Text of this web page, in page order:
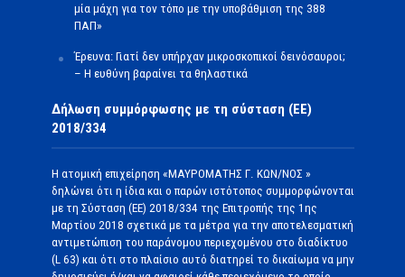
μία μάχη για τον τόπο με την υποβάθμιση της 388
ΠΑΠ»
Έρευνα: Γιατί δεν υπήρχαν μικροσκοπικοί δεινόσαυροι;
– Η ευθύνη βαραίνει τα θηλαστικά
Δήλωση συμμόρφωσης με τη σύσταση (ΕΕ)
2018/334
Η ατομική επιχείρηση «ΜΑΥΡΟΜΑΤΗΣ Γ. ΚΩΝ/ΝΟΣ »
δηλώνει ότι η ίδια και ο παρών ιστότοπος συμμορφώνονται
με τη Σύσταση (ΕΕ) 2018/334 της Επιτροπής της 1ης
Μαρτίου 2018 σχετικά με τα μέτρα για την αποτελεσματική
αντιμετώπιση του παράνομου περιεχομένου στο διαδίκτυο
(L 63) και ότι στο πλαίσιο αυτό διατηρεί το δικαίωμα να μην